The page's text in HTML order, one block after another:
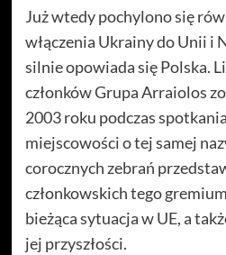
Już wtedy pochylono się
włączenia Ukrainy do Unii i
silnie opowiada się Polska.
członków Grupa Arraiolos
2003 roku podczas
miejscowości o tej samej
corocznych zebrań
członkowskich tego
bieżąca sytuacja w UE, a
jej przyszłości.